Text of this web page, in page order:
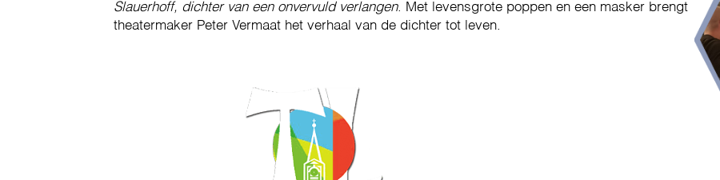
Slauerhoff, dichter van een onvervuld verlangen. Met levensgrote poppen en een masker brengt
theatermaker Peter Vermaat het verhaal van de dichter tot leven.